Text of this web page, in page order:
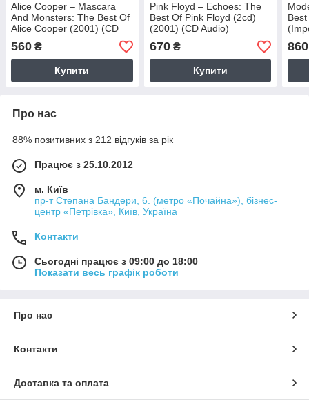
Alice Cooper – Mascara
And Monsters: The Best Of
Alice Cooper (2001) (CD
Audio) (Import)
560 ₴
Купити
Pink Floyd – Echoes: The
Best Of Pink Floyd (2cd)
(2001) (CD Audio)
670₴
Купити
860
Про нас
88% позитивних з 212 відгуків за рік
Працює з 25.10.2012
м. Київ
пр-т Степана Бандери, 6. (метро «Почайна»), бізнес-
центр «Петрівка», Київ, Україна
Контакти
Сьогодні працює з 09:00 до 18:00
Показати весь графік роботи
Про нас
Контакти
Доставка та оплата